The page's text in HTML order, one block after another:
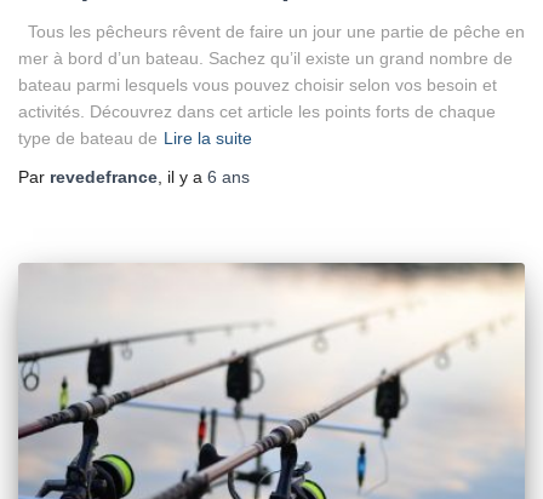
Tous les pêcheurs rêvent de faire un jour une partie de pêche en
mer à bord d’un bateau. Sachez qu’il existe un grand nombre de
bateau parmi lesquels vous pouvez choisir selon vos besoin et
activités. Découvrez dans cet article les points forts de chaque
type de bateau de Lire la suite
Par revedefrance, il y a 6 ans